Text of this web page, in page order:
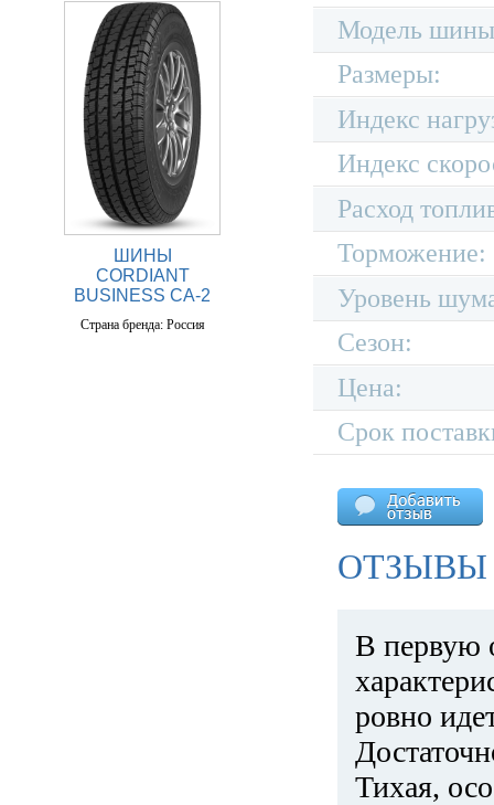
ШИНЫ
CORDIANT
BUSINESS CA-2
Страна бренда: Россия
Модель
Размеры:
Индекс
Индекс
Расход
Торможение:
Уровень
Сезон:
Цена:
Срок
ОТЗЫВЫ
В первую
ровно
Тихая,